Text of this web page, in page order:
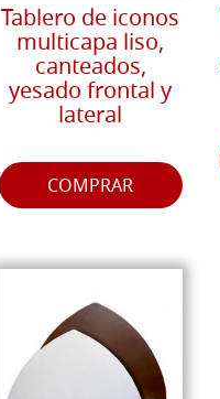
Tablero de iconos
multicapa liso,
canteados,
yesado frontal y
lateral
COMPRAR